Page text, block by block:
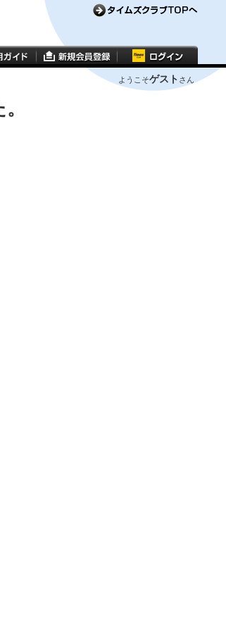
ようこそゲスト さん